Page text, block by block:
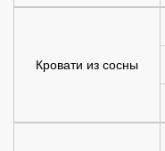
Кровати из сосны